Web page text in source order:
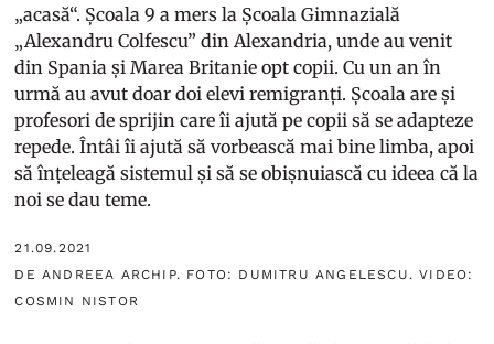
„acasă“. Școala 9 a mers la Școala Gimnazială
„Alexandru Colfescu” din Alexandria, unde au venit
din Spania și Marea Britanie opt copii. Cu un an în
urmă au avut doar doi elevi remigranți. Școala are și
profesori de sprijin care îi ajută pe copii să se adapteze
repede. Întâi îi ajută să vorbească mai bine limba, apoi
să înțeleagă sistemul și să se obișnuiască cu ideea că la
noi se dau teme.
21.09.2021
DE ANDREEA ARCHIP. FOTO: DUMITRU ANGELESCU. VIDEO:
COSMIN NISTOR